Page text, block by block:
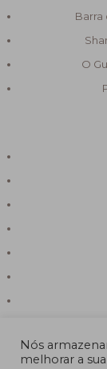
Barra
O
Nós
melhorar a